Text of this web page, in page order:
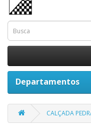
Departamentos
CALÇADA